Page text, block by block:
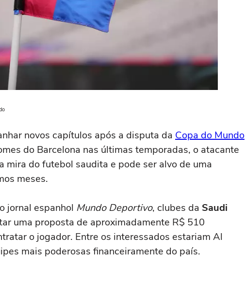
novos capítulos após a disputa da Copa do Mundo
do Barcelona nas últimas temporadas, o atacante
mira do futebol saudita e pode ser alvo de uma
meses.
jornal espanhol Mundo Deportivo, clubes da Saudi
uma proposta de aproximadamente R$ 510
o jogador. Entre os interessados estariam Al
mais poderosas financeiramente do país.